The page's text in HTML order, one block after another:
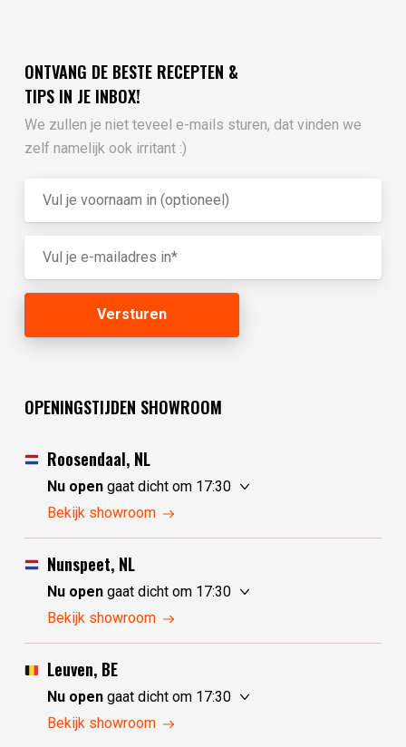
ONTVANG DE BESTE RECEPTEN &
TIPS IN JE INBOX!
We zullen je niet teveel e-mails sturen, dat vinden we
zelf namelijk ook irritant :)
OPENINGSTIJDEN SHOWROOM
Roosendaal, NL
Nu opengaat dicht om 17:30
zaterdag
zondag
10:00 - 17:30
maandag
dinsdag
woensdag
Bekijk showroom
Nunspeet, NL
Nu opengaat dicht om 17:30
zaterdag
zondag
gesloten
maandag
dinsdag
woensdag
Bekijk showroom
Leuven, BE
Nu opengaat dicht om 17:30
zaterdag
Bekijk showroom